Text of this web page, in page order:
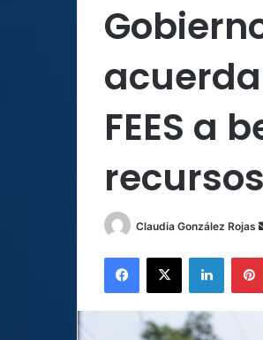
FEES a
recursos
Claudia González Rojas
Facebook
X